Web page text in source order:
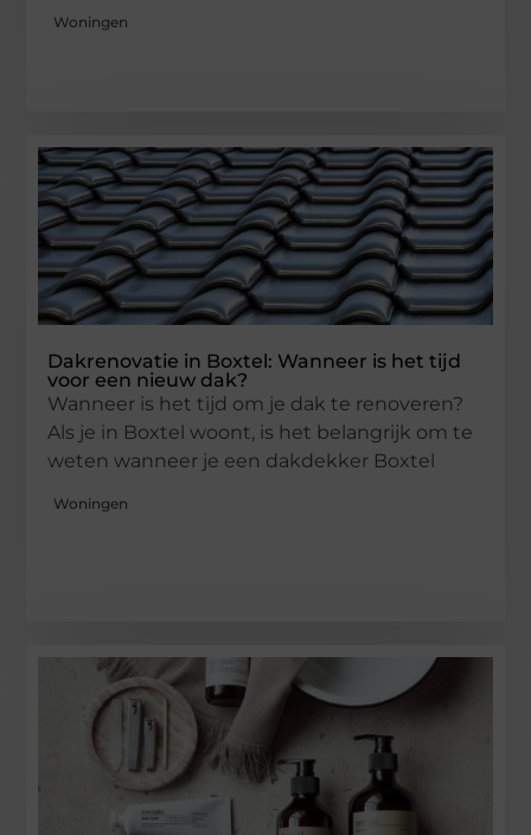
Woningen
Dakrenovatie in Boxtel: Wanneer is het tijd
voor een nieuw dak?
Wanneer is het tijd om je dak te renoveren?
Als je in Boxtel woont, is het belangrijk om te
weten wanneer je een dakdekker Boxtel
Woningen